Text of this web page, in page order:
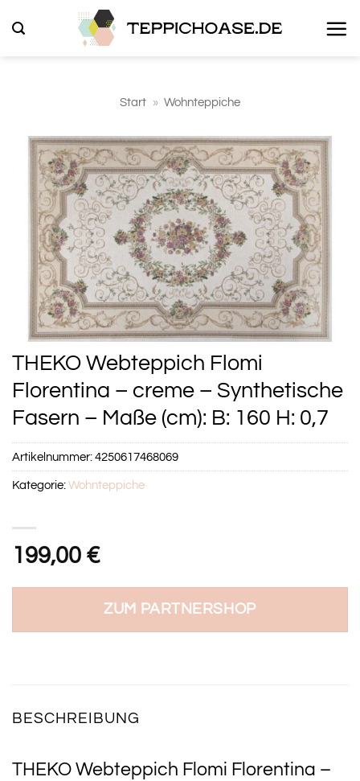
Inhalt
Start » Wohnteppiche
THEKO Webteppich Flomi
Florentina – creme – Synthetische
Fasern – Maße (cm): B: 160 H: 0,7
199,00 €
ZUM PARTNERSHOP
Artikelnummer:4250617468069
Kategorie:Wohnteppiche
BESCHREIBUNG
THEKO Webteppich Flomi Florentina –